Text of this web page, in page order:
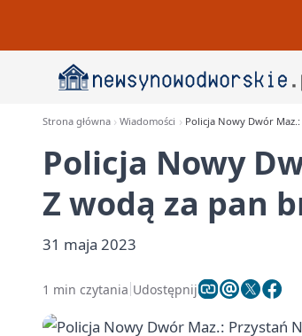
Strona główna Wiadomości Policja Nowy Dwór
Policja Nowy
Z wodą za pan
31 maja 2023
1 min czytania Udostępnij